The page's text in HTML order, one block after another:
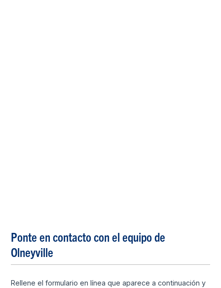
Ponte en contacto con el equipo de
Olneyville
Rellene el formulario en línea que aparece a continuación y